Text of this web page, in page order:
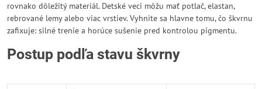
rovnako dôležitý materiál. Detské veci môžu mať potlač, elastan,
rebrované lemy alebo viac vrstiev. Vyhnite sa hlavne tomu, čo škvrnu
zafixuje: silné trenie a horúce sušenie pred kontrolou pigmentu.
Postup podľa stavu škvrny